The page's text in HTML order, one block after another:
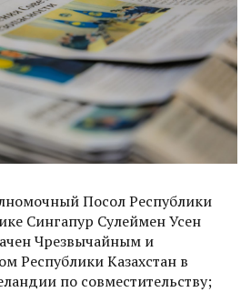
Посол Республики
Сингапур Сулеймен Усен
Чрезвычайным и
Республики Казахстан в
по совместительству;